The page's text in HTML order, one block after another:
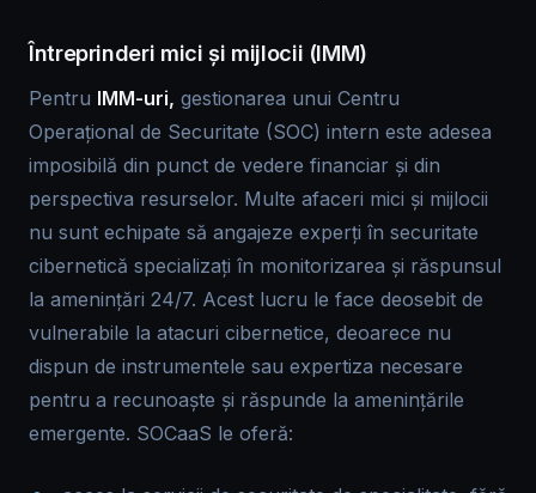
Întreprinderi mici și mijlocii (IMM)
Pentru IMM-uri, gestionarea unui Centru
Operațional de Securitate (SOC) intern este adesea
imposibilă din punct de vedere financiar și din
perspectiva resurselor. Multe afaceri mici și mijlocii
nu sunt echipate să angajeze experți în securitate
cibernetică specializați în monitorizarea și răspunsul
la amenințări 24/7. Acest lucru le face deosebit de
vulnerabile la atacuri cibernetice, deoarece nu
dispun de instrumentele sau expertiza necesare
pentru a recunoaște și răspunde la amenințările
emergente. SOCaaS le oferă: